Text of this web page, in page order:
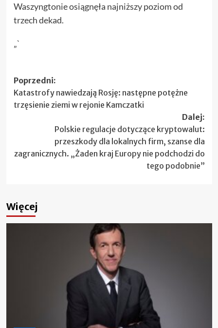
Waszyngtonie osiągnęła najniższy poziom od
trzech dekad.
„`
Zobacz
wpisy
Poprzedni:
Katastrofy nawiedzają Rosję: następne potężne
trzęsienie ziemi w rejonie Kamczatki
Dalej:
Polskie regulacje dotyczące kryptowalut:
przeszkody dla lokalnych firm, szanse dla
zagranicznych. „Żaden kraj Europy nie podchodzi do
tego podobnie”
Więcej